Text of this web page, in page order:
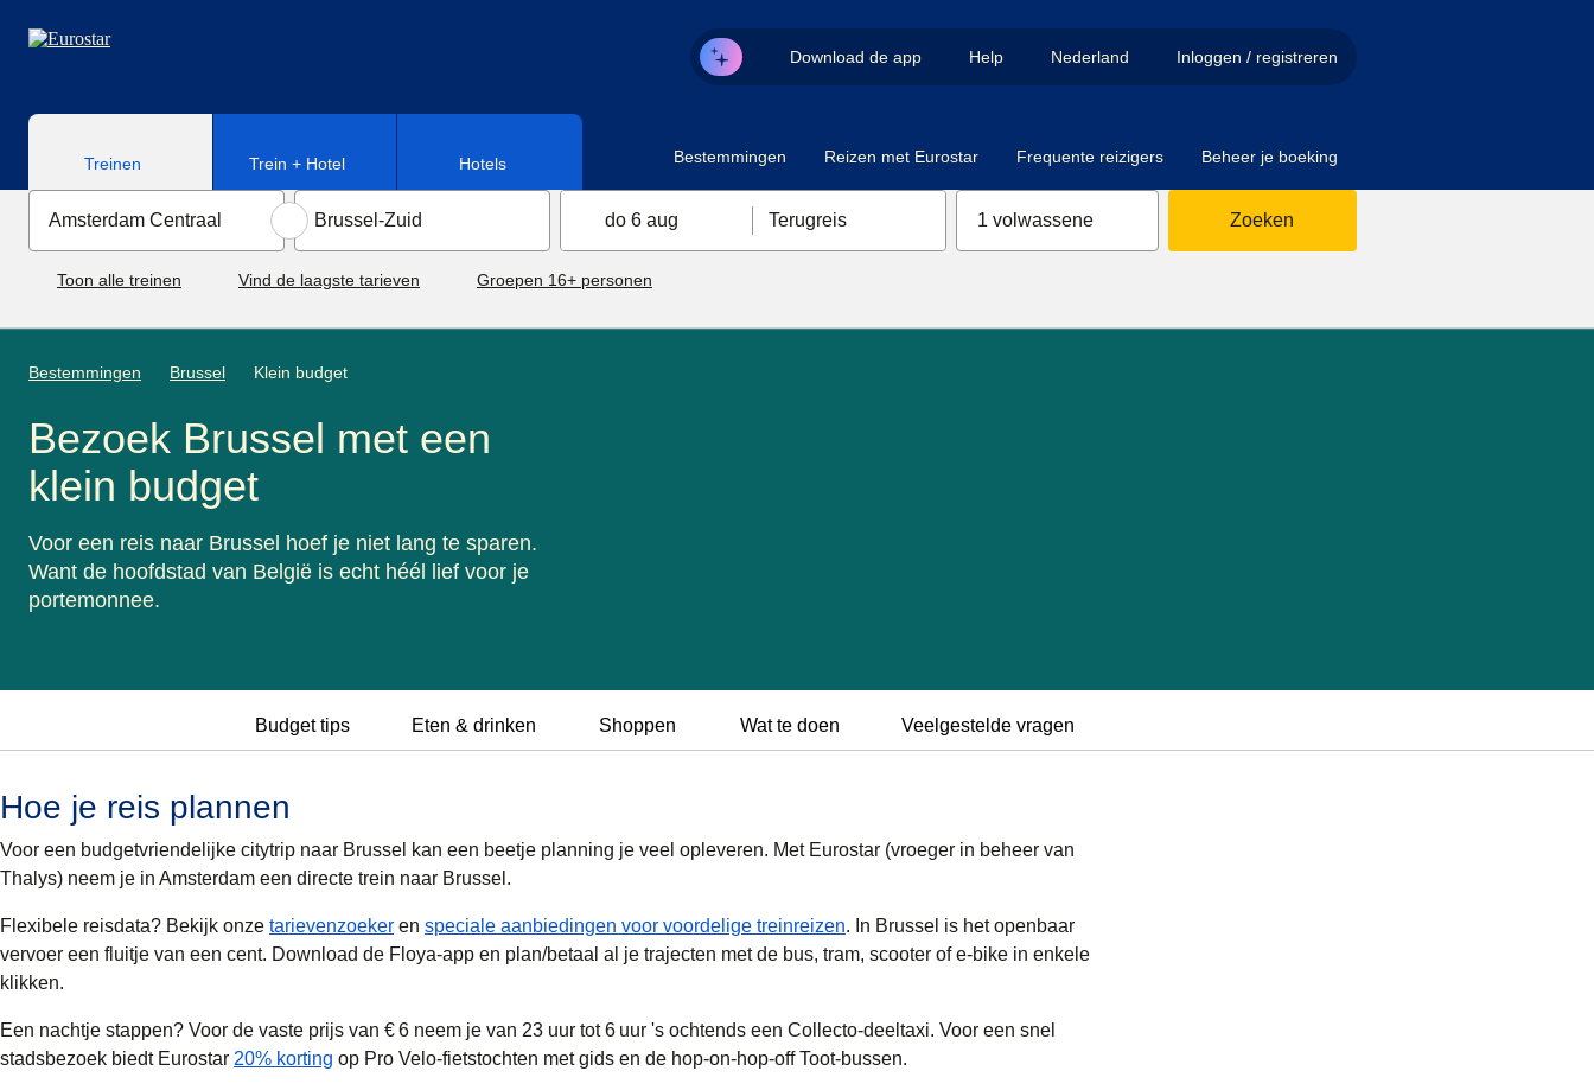
Download de app Help Nederland Inloggen / registreren
Treinen Trein + Hotel Hotels Bestemmingen Reizen met Eurostar Frequente reizigers Beheer je boeking
do 6 aug Terugreis 1 volwassene Zoeken
Toon alle treinen Vind de laagste tarieven Groepen 16+ personen
Bestemmingen Brussel Klein budget
Bezoek Brussel met een
klein budget
Voor een reis naar Brussel hoef je niet lang te sparen.
Want de hoofdstad van België is echt héél lief voor je
portemonnee.
Budget tips Eten & drinken Shoppen Wat te doen Veelgestelde vragen
Hoe je reis plannen
Voor een budgetvriendelijke citytrip naar Brussel kan een beetje planning je veel opleveren. Met Eurostar (vroeger in beheer van
Thalys) neem je in Amsterdam een directe trein naar Brussel.
Flexibele reisdata? Bekijk onze tarievenzoeker en speciale aanbiedingen voor voordelige treinreizen. In Brussel is het openbaar
vervoer een fluitje van een cent. Download de Floya-app en plan/betaal al je trajecten met de bus, tram, scooter of e-bike in enkele
klikken.
Een nachtje stappen? Voor de vaste prijs van € 6 neem je van 23 uur tot 6 uur 's ochtends een Collecto-deeltaxi. Voor een snel
stadsbezoek biedt Eurostar 20% korting op Pro Velo-fietstochten met gids en de hop-on-hop-off Toot-bussen.